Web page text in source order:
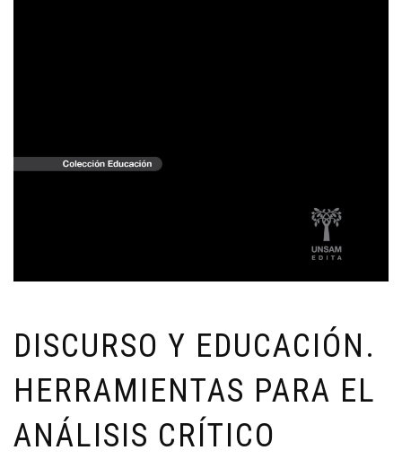
DISCURSO Y EDUCACIÓN.
HERRAMIENTAS PARA EL
ANÁLISIS CRÍTICO